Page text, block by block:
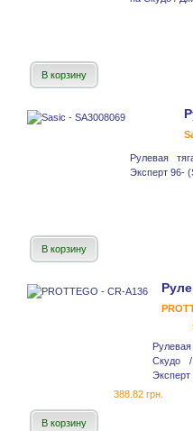
В корзину
Рулевая
Эксперт 96-
В корзину
Скудо
Эксперт
388.82 грн.
В корзину